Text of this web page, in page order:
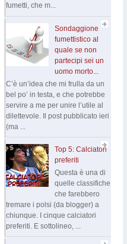
fumetti, che m...
Sondaggione
fumettistico al
quale se non
partecipi sei un
uomo morto...
C’è un’idea che mi frulla da un
bel po’ in testa, e che potrebbe
servire a me per unire l’utile al
dilettevole. Il post pubblicato ieri
(ma ...
Top 5: Calciatori
preferiti
Questa è una di
quelle classifiche
che farebbero
tremare i polsi (da blogger) a
chiunque. I cinque calciatori
preferiti. E sottolineo, ...